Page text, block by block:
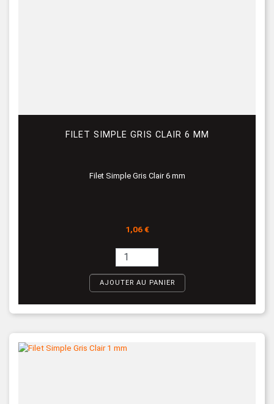
FILET SIMPLE GRIS CLAIR 6 MM
Filet Simple Gris Clair 6 mm
Prix
1,06 €
AJOUTER AU PANIER